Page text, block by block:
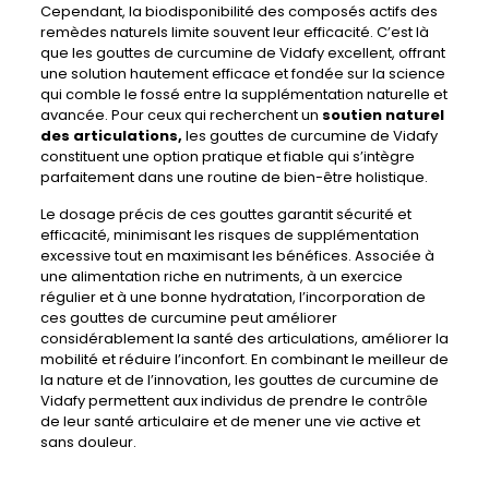
Cependant, la biodisponibilité des composés actifs des
remèdes naturels limite souvent leur efficacité. C’est là
que les gouttes de curcumine de Vidafy excellent, offrant
une solution hautement efficace et fondée sur la science
qui comble le fossé entre la supplémentation naturelle et
avancée. Pour ceux qui recherchent un soutien naturel
des articulations, les gouttes de curcumine de Vidafy
constituent une option pratique et fiable qui s’intègre
parfaitement dans une routine de bien-être holistique.
Le dosage précis de ces gouttes garantit sécurité et
efficacité, minimisant les risques de supplémentation
excessive tout en maximisant les bénéfices. Associée à
une alimentation riche en nutriments, à un exercice
régulier et à une bonne hydratation, l’incorporation de
ces gouttes de curcumine peut améliorer
considérablement la santé des articulations, améliorer la
mobilité et réduire l’inconfort. En combinant le meilleur de
la nature et de l’innovation, les gouttes de curcumine de
Vidafy permettent aux individus de prendre le contrôle
de leur santé articulaire et de mener une vie active et
sans douleur.